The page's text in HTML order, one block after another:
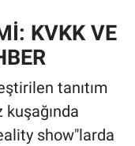
KVKK VE
tanıtım
kuşağında
show"larda